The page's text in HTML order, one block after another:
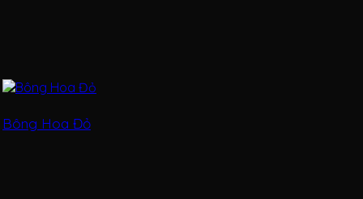
Bông Hoa Đỏ